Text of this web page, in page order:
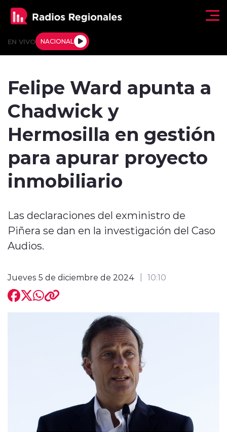
EN VIVO NACIONAL
Actualidad
Tendencias
Internacional
Entrevistas
Felipe Ward apunta a
Chadwick y
Hermosilla en gestión
para apurar proyecto
inmobiliario
Las declaraciones del exministro de
Piñera se dan en la investigación del Caso
Audios.
Jueves 5 de diciembre de 2024 10:10